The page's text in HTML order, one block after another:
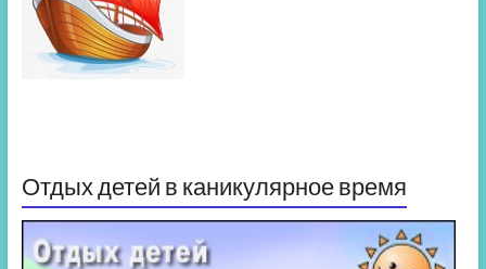
Отдых детей в каникулярное время